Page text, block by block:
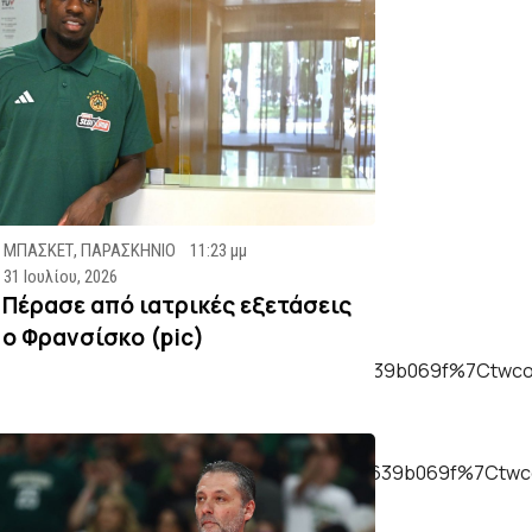
ΜΠΑΣΚΕΤ, ΠΑΡΑΣΚΗΝΙΟ
11:23 μμ
31 Ιουλίου, 2026
Πέρασε από ιατρικές εξετάσεις
ο Φρανσίσκο (pic)